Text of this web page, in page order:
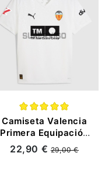
Camiseta Valencia
Primera Equipación
2025/2026 Blanco
con Parche La Liga
22,90 €29,00 €